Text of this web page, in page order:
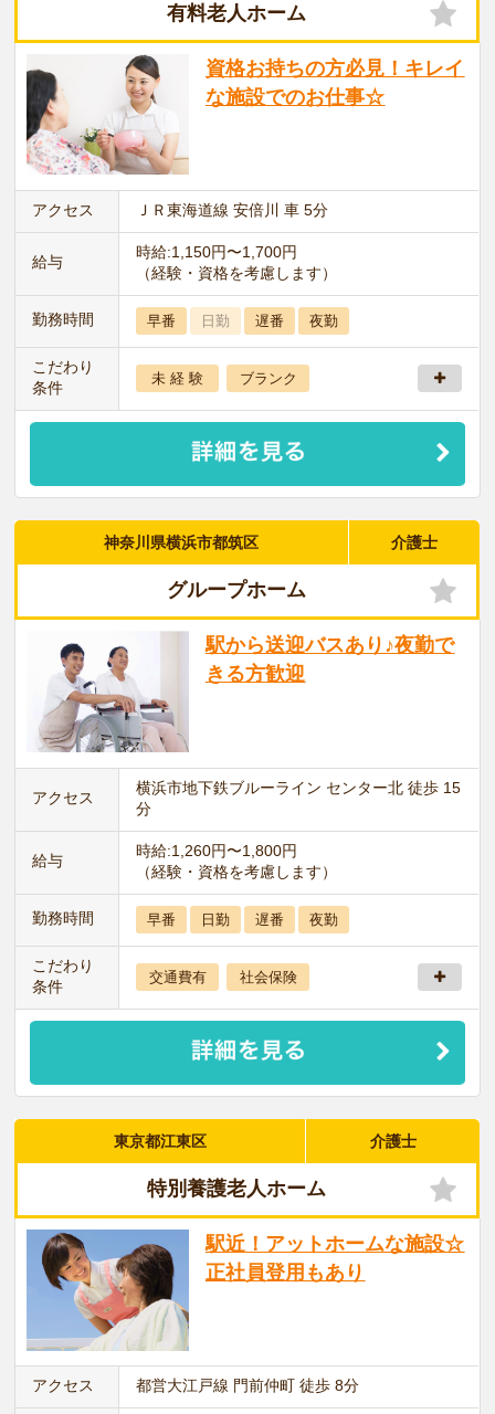
有料老人ホーム
資格お持ちの方必見！キレイ
な施設でのお仕事☆
アクセス ＪＲ東海道線 安倍川 車 5分
給与
時給:1,150円〜1,700円
（経験・資格を考慮します）
勤務時間 早番 日勤 遅番 夜勤
こだわり
条件
未 経 験 ブランク
神奈川県横浜市都筑区 介護士
グループホーム
駅から送迎バスあり♪夜勤で
きる方歓迎
アクセス
横浜市地下鉄ブルーライン センター北 徒歩 15
分
給与
時給:1,260円〜1,800円
（経験・資格を考慮します）
勤務時間 早番 日勤 遅番 夜勤
こだわり
条件
交通費有 社会保険
東京都江東区 介護士
特別養護老人ホーム
駅近！アットホームな施設☆
正社員登用もあり
アクセス 都営大江戸線 門前仲町 徒歩 8分